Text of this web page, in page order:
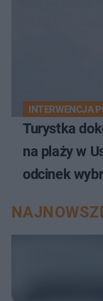
INTERWENCJA
Turystka
na plaży w
odcinek